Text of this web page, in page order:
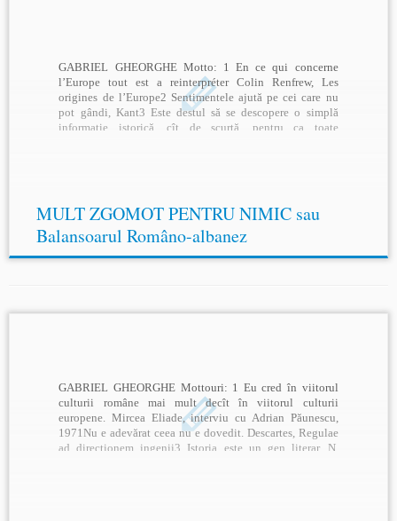
GABRIEL GHEORGHE Motto: 1 En ce qui concerne
l’Europe tout est a reinterpréter Colin Renfrew, Les
origines de l’Europe2 Sentimentele ajută pe cei care nu
pot gândi, Kant3 Este destul să se descopere o simplă
informaţie istorică, cît de scurtă, pentru ca toate
MULT ZGOMOT PENTRU NIMIC sau
Balansoarul Româno-albanez
GABRIEL GHEORGHE Mottouri: 1 Eu cred în viitorul
culturii române mai mult decît în viitorul culturii
europene. Mircea Eliade, interviu cu Adrian Păunescu,
1971Nu e adevărat ceea nu e dovedit. Descartes, Regulae
ad directionem ingenii3 Istoria este un gen literar. N.